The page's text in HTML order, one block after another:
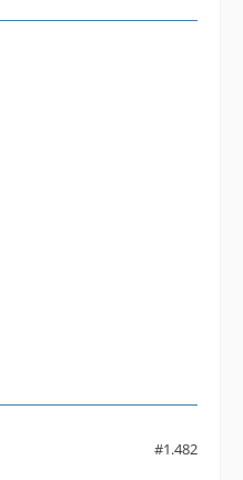
#1.482